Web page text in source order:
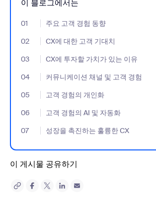
이 블로그에서는
01 주요 고객 경험 동향
- Jumplink to 주요 고객 경험 동향
02
CX에 대한 고객 기대치
- Jumplink to CX에 대한 고객 기대치
03
CX에 투자할 가치가 있는 이유
- Jumplink to CX에 투자할 가치가 있는 이유
04
커뮤니케이션 채널 및 고객 경험
- Jumplink to 커뮤니케이션 채널 및 고객 경험
05
고객 경험의 개인화
- Jumplink to 고객 경험의 개인화
06
고객 경험의 AI 및 자동화
- Jumplink to 고객 경험의 AI 및 자동화
07
성장을 촉진하는 훌륭한 CX
- Jumplink to 성장을 촉진하는 훌륭한 CX
이 게시물 공유하기